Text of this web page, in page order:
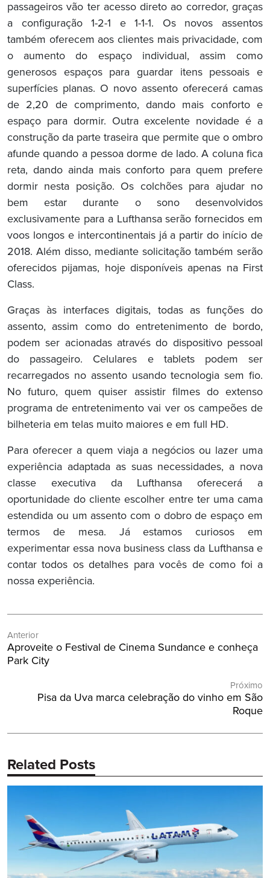
passageiros vão ter acesso direto ao corredor, graças
a configuração 1-2-1 e 1-1-1. Os novos assentos
também oferecem aos clientes mais privacidade, com
o aumento do espaço individual, assim como
generosos espaços para guardar itens pessoais e
superfícies planas. O novo assento oferecerá camas
de 2,20 de comprimento, dando mais conforto e
espaço para dormir. Outra excelente novidade é a
construção da parte traseira que permite que o ombro
afunde quando a pessoa dorme de lado. A coluna fica
reta, dando ainda mais conforto para quem prefere
dormir nesta posição. Os colchões para ajudar no
bem estar durante o sono desenvolvidos
exclusivamente para a Lufthansa serão fornecidos em
voos longos e intercontinentais já a partir do início de
2018. Além disso, mediante solicitação também serão
oferecidos pijamas, hoje disponíveis apenas na First
Class.
Graças às interfaces digitais, todas as funções do
assento, assim como do entretenimento de bordo,
podem ser acionadas através do dispositivo pessoal
do passageiro. Celulares e tablets podem ser
recarregados no assento usando tecnologia sem fio.
No futuro, quem quiser assistir filmes do extenso
programa de entretenimento vai ver os campeões de
bilheteria em telas muito maiores e em full HD.
Para oferecer a quem viaja a negócios ou lazer uma
experiência adaptada as suas necessidades, a nova
classe executiva da Lufthansa oferecerá a
oportunidade do cliente escolher entre ter uma cama
estendida ou um assento com o dobro de espaço em
termos de mesa. Já estamos curiosos em
experimentar essa nova business class da Lufthansa e
contar todos os detalhes para vocês de como foi a
nossa experiência.
de
Post
Anterior
Post
Anterior:
Aproveite o Festival de Cinema Sundance e conheça
Park City
Próximo
Próximo
Pisa da Uva marca celebração do vinho em São
Roque
Related Posts